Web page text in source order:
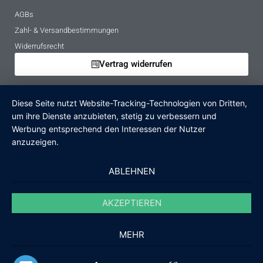
AGBs
Zahl- & Versandbestimmungen
Widerrufsrecht
Vertrag widerrufen
Hinweise zur Batterieentsorgung
Altgeräteverordnung
Verpackungsregister
Diese Seite nutzt Website-Tracking-Technologien von Dritten,
um ihre Dienste anzubieten, stetig zu verbessern und
Werbung entsprechend den Interessen der Nutzer
anzuzeigen.
ABLEHNEN
AKZEPTIEREN
MEHR